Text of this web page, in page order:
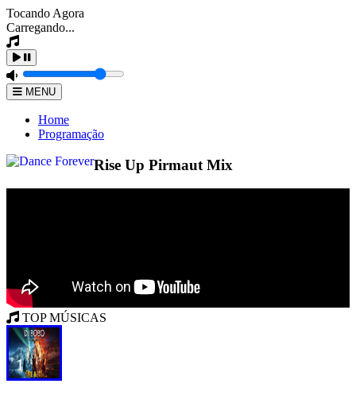
Tocando Agora
Carregando...
MENU
Home
Programação
Rise Up Pirmaut Mix
TOP MÚSICAS
1